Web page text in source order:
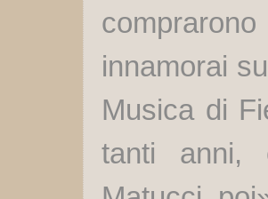
innamorai
Musica di
tanti anni,